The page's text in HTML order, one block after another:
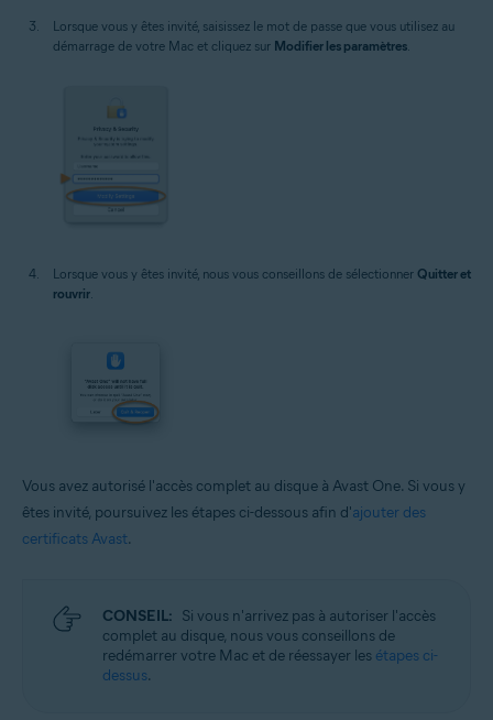
Lorsque vous y êtes invité, saisissez le mot de passe que vous utilisez au
démarrage de votre Mac et cliquez sur Modifier les paramètres.
Lorsque vous y êtes invité, nous vous conseillons de sélectionner Quitter et
rouvrir.
Vous avez autorisé l'accès complet au disque à Avast One. Si vous y
êtes invité, poursuivez les étapes ci-dessous afin d'ajouter des
certificats Avast.
CONSEIL: Si vous n'arrivez pas à autoriser l'accès
complet au disque, nous vous conseillons de
redémarrer votre Mac et de réessayer les étapes ci-
dessus.